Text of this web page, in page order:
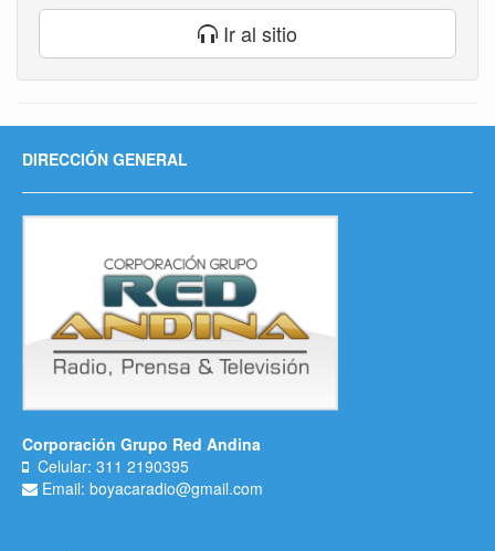
Ir al sitio
DIRECCIÓN GENERAL
Corporación Grupo Red Andina
Celular: 311 2190395
Email: boyacaradio@gmail.com